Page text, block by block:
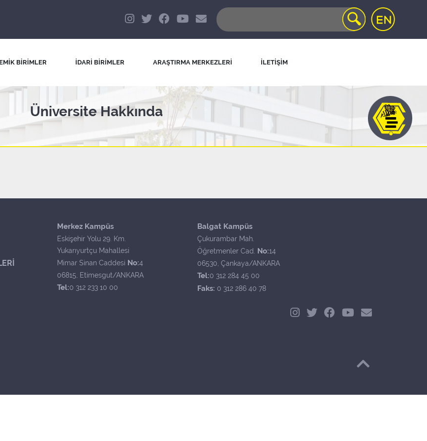
BİRİMLER İDARİ BİRİMLER ARAŞTIRMA MERKEZLERİ İLETİŞİM
Üniversite Hakkında
Merkez Kampüs
Eskişehir Yolu 29. Km.
Yukarıyurtçu Mahallesi
Mimar Sinan Caddesi No:4
06815, Etimesgut/ANKARA
Tel:0 312 233 10 00
Balgat Kampüs
Çukurambar Mah.
Öğretmenler Cad. No:14
06530, Çankaya/ANKARA
Tel:0 312 284 45 00
Faks: 0 312 286 40 78